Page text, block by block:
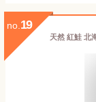
no. 19